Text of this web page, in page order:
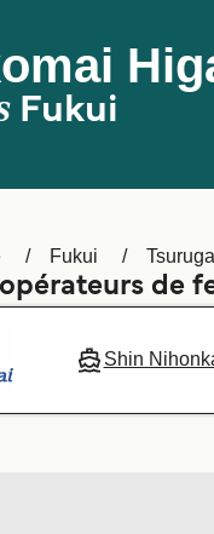
Fukui
Fukui Tsuruga
de
Shin